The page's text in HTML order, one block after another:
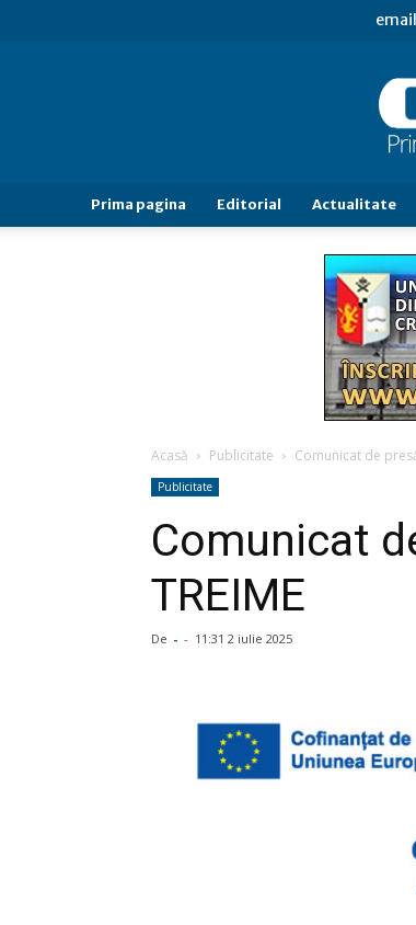
Prima pagina Editorial Actualitate
Acasă Publicitate Comunicat de presă
Publicitate
Comunicat
TREIME
De - - 11:31 2 iulie 2025